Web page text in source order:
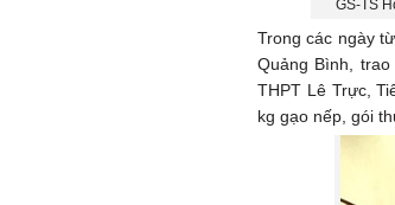
GS-TS
Trong các ngày
Quảng Bình,
THPT Lê Trực,
kg gạo nếp, gói